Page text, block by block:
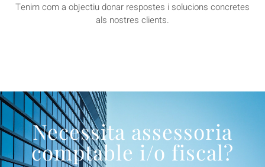
Tenim com a objectiu donar respostes i solucions concretes
als nostres clients.
Necessita assessoria
comptable i/o fiscal?